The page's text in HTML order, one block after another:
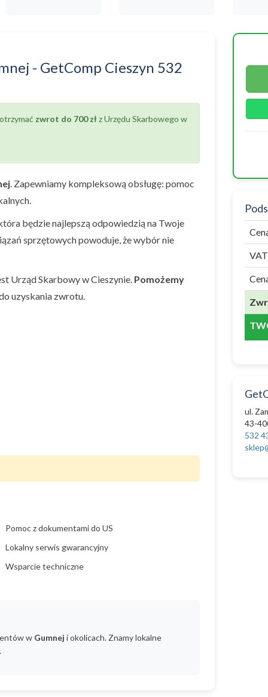
- GetComp Cieszyn 532
zwrot do 700 złz Urzędu Skarbowego w
. Zapewniamy kompleksową obsługę: pomoc
będzie najlepszą odpowiedzią na Twoje
sprzętowych powoduje, że wybór nie
Urząd Skarbowy w Cieszynie. Pomożemy
uzyskania zwrotu.
Pomoc z dokumentami do US
Lokalny serwis gwarancyjny
Wsparcie techniczne
w Gumnej i okolicach. Znamy lokalne
ul.
43-
532